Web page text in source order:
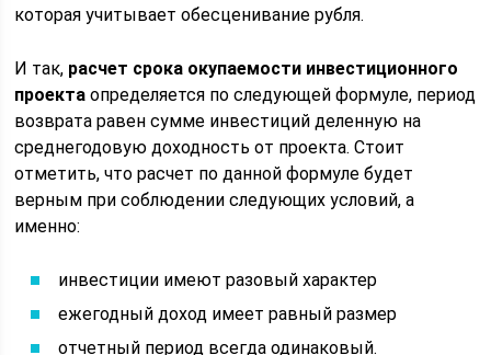
которая учитывает обесценивание рубля.
И так, расчет срока окупаемости инвестиционного
проекта определяется по следующей формуле, период
возврата равен сумме инвестиций деленную на
среднегодовую доходность от проекта. Стоит
отметить, что расчет по данной формуле будет
верным при соблюдении следующих условий, а
именно:
инвестиции имеют разовый характер
ежегодный доход имеет равный размер
отчетный период всегда одинаковый.